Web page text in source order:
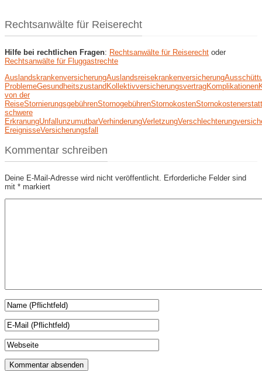
Rechtsanwälte für Reiserecht
Hilfe bei rechtlichen Fragen: Rechtsanwälte für Reiserecht oder
Rechtsanwälte für Fluggastrechte
AuslandskrankenversicherungAuslandsreisekrankenversicherung
ProblemeGesundheitszustandKollektivversicherungsvertragKomplikationen
von der
ReiseStornierungsgebührenStornogebührenStornokosten
schwere
ErkranungUnfallunzumutbarVerhinderungVerletzungVerschlechterung
EreignisseVersicherungsfall
Kommentar schreiben
Deine E-Mail-Adresse wird nicht veröffentlicht. Erforderliche Felder sind
mit * markiert